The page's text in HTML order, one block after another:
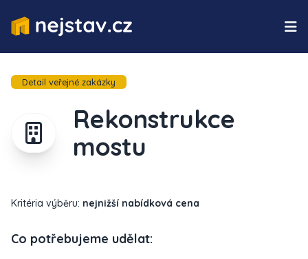
Detail veřejné zakázky
Rekonstrukce
mostu
Kritéria výběru: nejnižší nabídková cena
Co potřebujeme udělat: